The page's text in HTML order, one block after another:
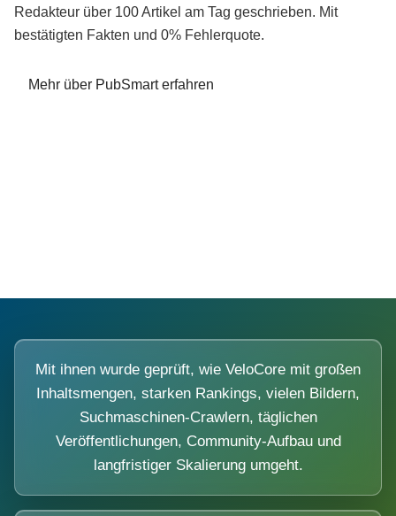
Redakteur über 100 Artikel am Tag geschrieben. Mit
bestätigten Fakten und 0% Fehlerquote.
Mehr über PubSmart erfahren
Mit ihnen wurde geprüft, wie VeloCore mit großen
Inhaltsmengen, starken Rankings, vielen Bildern,
Suchmaschinen-Crawlern, täglichen
Veröffentlichungen, Community-Aufbau und
langfristiger Skalierung umgeht.